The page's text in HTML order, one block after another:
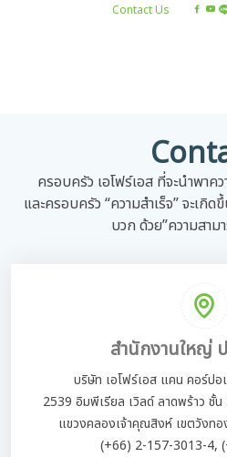
Contact Us
ครอบครัว เอโฟร์เอส ที่จะนำพาค
และครอบครัว “ความสำเร็จ” จะเกิด
บวก ด้วย”ความสา
สำนักงานใหญ่
บริษัท เอโฟร์เอส แคน คอร์ปอ
2539 อิมพีเรียล เวิลด์ ลาดพร้าว ชั้
แขวงคลองเจ้าคุณสิงห์ เขตวังท
(+66) 2-157-3013-4,